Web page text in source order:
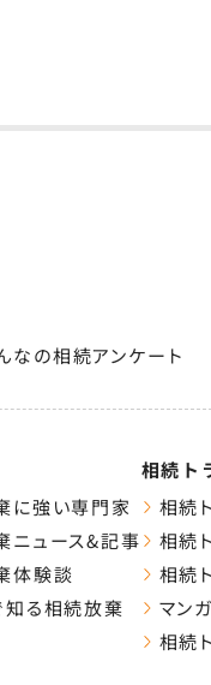
なの相続アンケート
に強い専門家
ニュース&記事
体験談
知る相続放棄
相続ト
相続
相続
相続
マン
相続